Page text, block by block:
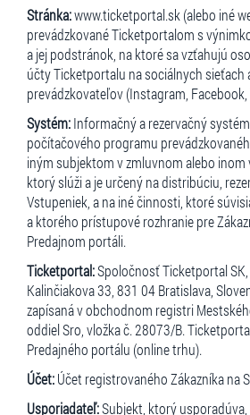
Stránka:www.ticketportal.sk (alebo iné
prevádzkované Ticketportalom s
a jej podstránok, na ktoré sa vzťahujú
účty Ticketportalu na sociálnych sieťach
prevádzkovateľov (Instagram, Facebook,
Systém:Informačný a rezervačný
počítačového programu
iným subjektom v zmluvnom alebo
ktorý slúži a je určený na distribúciu,
Vstupeniek, a na iné činnosti, ktoré
a ktorého prístupové rozhranie pre
Predajnom portáli.
Ticketportal:Spoločnosť Ticketportal
Kalinčiakova 33, 831 04 Bratislava,
zapísaná v obchodnom registri
oddiel Sro, vložka č. 28073/B.
Predajného portálu (online trhu).
Účet:Účet registrovaného Zákazníka na
Usporiadateľ:Subjekt, ktorý